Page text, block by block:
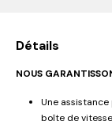
Détails
NOUS
Une
boîte de